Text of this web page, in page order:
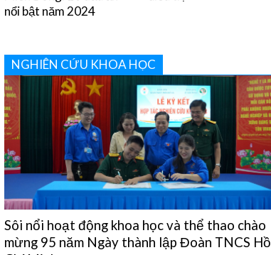
nổi bật năm 2024
NGHIÊN CỨU KHOA HỌC
Sôi nổi hoạt động khoa học và thể thao chào
mừng 95 năm Ngày thành lập Đoàn TNCS Hồ